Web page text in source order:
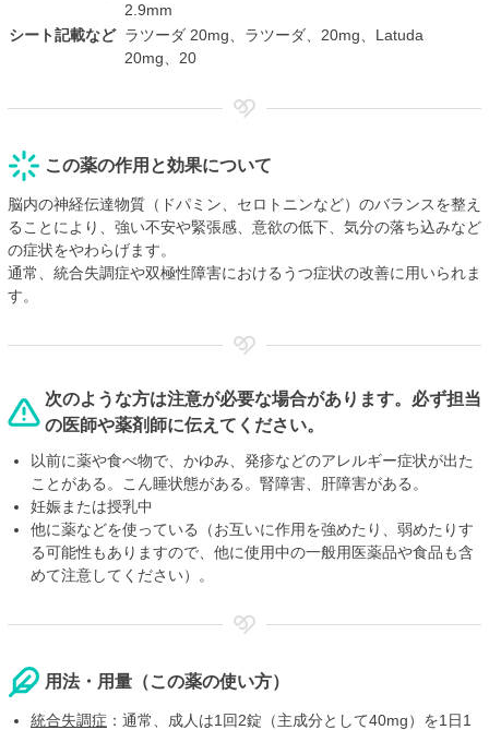
2.9mm
シート記載など ラツーダ 20mg、ラツーダ、20mg、Latuda
20mg、20
この薬の作用と効果について
脳内の神経伝達物質（ドパミン、セロトニンなど）のバランスを整え
ることにより、強い不安や緊張感、意欲の低下、気分の落ち込みなど
の症状をやわらげます。
通常、統合失調症や双極性障害におけるうつ症状の改善に用いられま
す。
次のような方は注意が必要な場合があります。必ず担当
の医師や薬剤師に伝えてください。
以前に薬や食べ物で、かゆみ、発疹などのアレルギー症状が出た
ことがある。こん睡状態がある。腎障害、肝障害がある。
妊娠または授乳中
他に薬などを使っている（お互いに作用を強めたり、弱めたりす
る可能性もありますので、他に使用中の一般用医薬品や食品も含
めて注意してください）。
用法・用量（この薬の使い方）
統合失調症 ：通常、成人は1回2錠（主成分として40mg）を1日1